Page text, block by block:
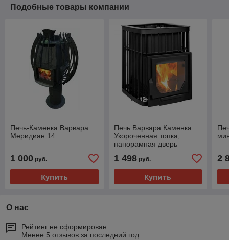
Подобные товары компании
Печь-Каменка Варвара
Меридиан 14
1 000 руб.
Купить
Печь Варвара Каменка
Укороченная топка,
панорамная дверь
1 498руб.
Купить
2
О нас
Рейтинг не сформирован
Менее 5 отзывов за последний год